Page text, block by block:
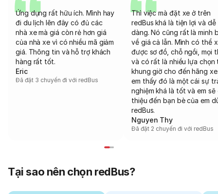
Ứng dụng rất hữu ích. Mình hay
đi du lịch lên đây có đủ các
nhà xe mà giá còn rẻ hơn giá
của nhà xe vì có nhiều mã giảm
giá. Thông tin và hỗ trợ khách
hàng rất tốt.
Eric
Đã đặt 3 chuyến đi với redBus
Thì việc mà đặt xe ở trên
redBus khá là tiện lợi và dễ
dàng. Nó cũng rất là minh
về giá cả lẫn. Mình có thể
được sơ đồ, chỗ ngồi, mọi
và có rất là nhiều lựa chọn
khung giờ cho đến hãng
em thấy đó là một cái sự
nghiệm khá là tốt và em sẽ
thiệu đến bạn bè của em
redBus.
Nguyen Thy
Đã đặt 2 chuyến đi với redBus
Tại sao nên chọn redBus?